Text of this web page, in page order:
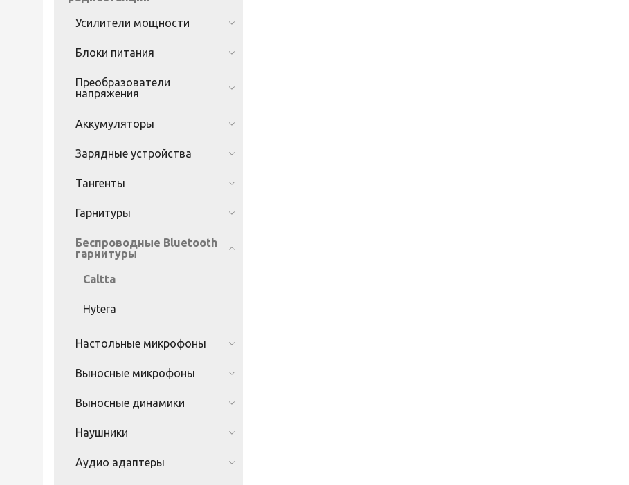
Усилители мощности
Блоки питания
Преобразователи
напряжения
Аккумуляторы
Зарядные устройства
Тангенты
Гарнитуры
Беспроводные Bluetooth
гарнитуры
Caltta
Hytera
Настольные микрофоны
Выносные микрофоны
Выносные динамики
Наушники
Аудио адаптеры